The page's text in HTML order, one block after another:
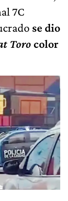
7C
se dio
Toro color